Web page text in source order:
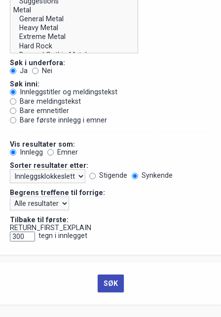
Søk i underfora:
Ja
Nei
Søk inni:
Innleggstitler og meldingstekst
Bare meldingstekst
Bare emnetitler
Bare første innlegg i emner
Vis resultater som:
Innlegg
Emner
Sorter resultater etter:
Stigende
Synkende
Begrens treffene til forrige:
Tilbake til første:
RETURN_FIRST_EXPLAIN
tegn i innlegget